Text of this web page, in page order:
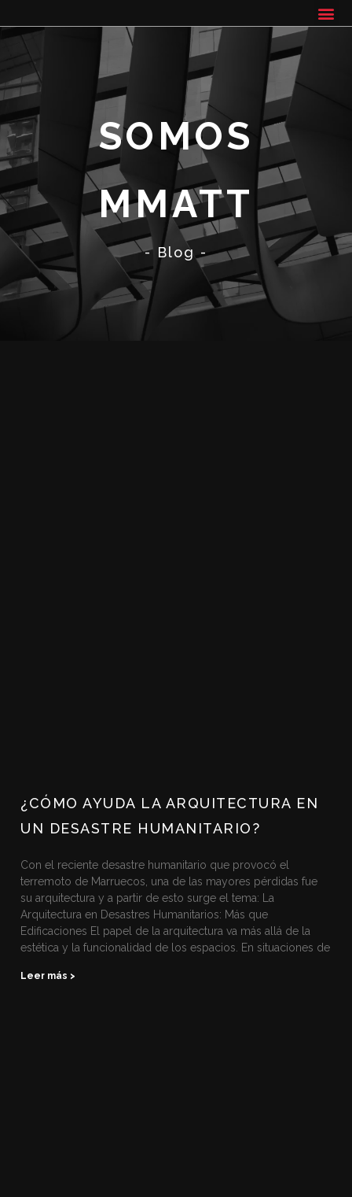
SOMOS
MMATT
- Blog -
¿CÓMO AYUDA LA ARQUITECTURA EN
UN DESASTRE HUMANITARIO?
Con el reciente desastre humanitario que provocó el
terremoto de Marruecos, una de las mayores pérdidas fue
su arquitectura y a partir de esto surge el tema: La
Arquitectura en Desastres Humanitarios: Más que
Edificaciones El papel de la arquitectura va más allá de la
estética y la funcionalidad de los espacios. En situaciones de
Leer más >